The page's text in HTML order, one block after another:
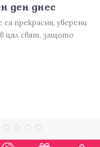
ден днес
са прекрасни, уверени
цял свят, защото